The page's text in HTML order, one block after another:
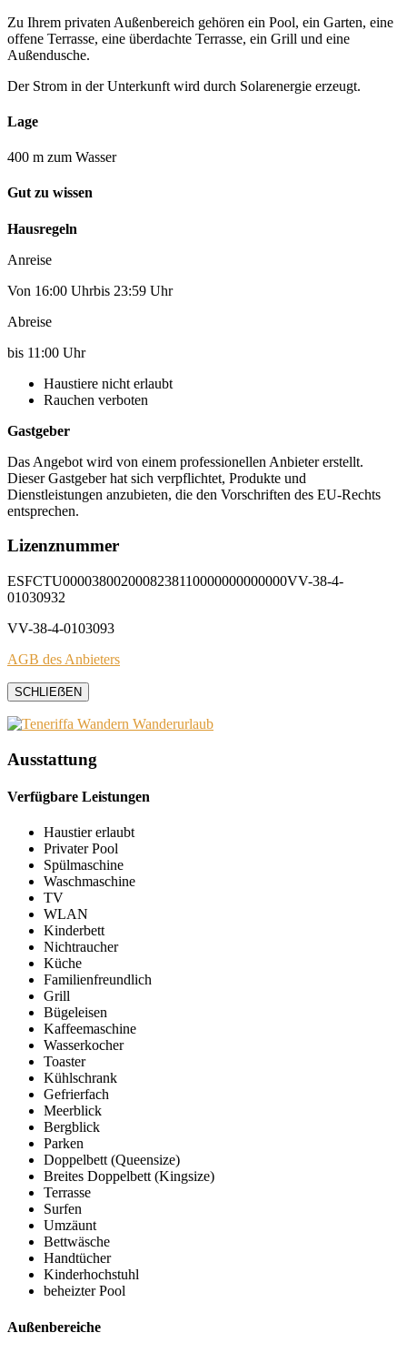
Zu Ihrem privaten Außenbereich gehören ein Pool, ein Garten, eine
offene Terrasse, eine überdachte Terrasse, ein Grill und eine
Außendusche.
Der Strom in der Unterkunft wird durch Solarenergie erzeugt.
Lage
400 m zum Wasser
Gut zu wissen
Hausregeln
Anreise
Von 16:00 Uhrbis 23:59 Uhr
Abreise
bis 11:00 Uhr
Haustiere nicht erlaubt
Rauchen verboten
Gastgeber
Das Angebot wird von einem professionellen Anbieter erstellt.
Dieser Gastgeber hat sich verpflichtet, Produkte und
Dienstleistungen anzubieten, die den Vorschriften des EU-Rechts
entsprechen.
Lizenznummer
ESFCTU0000380020008238110000000000000VV-38-4-
01030932
VV-38-4-0103093
AGB des Anbieters
SCHLIEẞEN
Ausstattung
Verfügbare Leistungen
Haustier erlaubt
Privater Pool
Spülmaschine
Waschmaschine
TV
WLAN
Kinderbett
Nichtraucher
Küche
Familienfreundlich
Grill
Bügeleisen
Kaffeemaschine
Wasserkocher
Toaster
Kühlschrank
Gefrierfach
Meerblick
Bergblick
Parken
Doppelbett (Queensize)
Breites Doppelbett (Kingsize)
Terrasse
Surfen
Umzäunt
Bettwäsche
Handtücher
Kinderhochstuhl
beheizter Pool
Außenbereiche